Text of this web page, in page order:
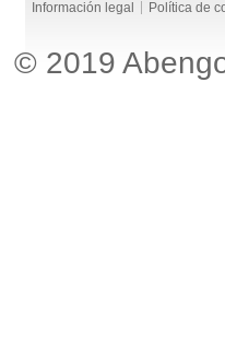
Información legal Política de
© 2019